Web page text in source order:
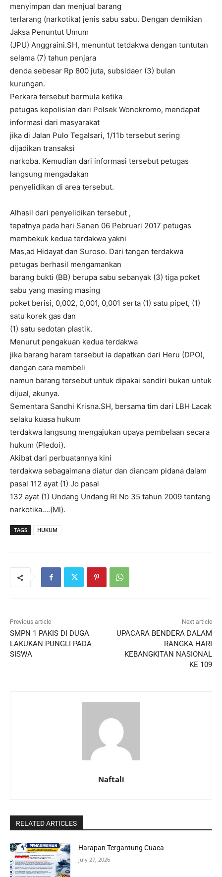
menyimpan dan menjual barang
terlarang (narkotika) jenis sabu sabu. Dengan demikian
Jaksa Penuntut Umum
(JPU) Anggraini.SH, menuntut tetdakwa dengan tuntutan
selama (7) tahun penjara
denda sebesar Rp 800 juta, subsidaer (3) bulan
kurungan.
Perkara tersebut bermula ketika
petugas kepolisian dari Polsek Wonokromo, mendapat
informasi dari masyarakat
jika di Jalan Pulo Tegalsari, 1/11b tersebut sering
dijadikan transaksi
narkoba. Kemudian dari informasi tersebut petugas
langsung mengadakan
penyelidikan di area tersebut.
Alhasil dari penyelidikan tersebut ,
tepatnya pada hari Senen 06 Pebruari 2017 petugas
membekuk kedua terdakwa yakni
Mas,ad Hidayat dan Suroso. Dari tangan terdakwa
petugas berhasil mengamankan
barang bukti (BB) berupa sabu sebanyak (3) tiga poket
sabu yang masing masing
poket berisi, 0,002, 0,001, 0,001 serta (1) satu pipet, (1)
satu korek gas dan
(1) satu sedotan plastik.
Menurut pengakuan kedua terdakwa
jika barang haram tersebut ia dapatkan dari Heru (DPO),
dengan cara membeli
namun barang tersebut untuk dipakai sendiri bukan untuk
dijual, akunya.
Sementara Sandhi Krisna.SH, bersama tim dari LBH Lacak
selaku kuasa hukum
terdakwa langsung mengajukan upaya pembelaan secara
hukum (Pledoi).
Akibat dari perbuatannya kini
terdakwa sebagaimana diatur dan diancam pidana dalam
pasal 112 ayat (1) Jo pasal
132 ayat (1) Undang Undang RI No 35 tahun 2009 tentang
narkotika….(Ml).
TAGS HUKUM
Previous article
SMPN 1 PAKIS DI DUGA
LAKUKAN PUNGLI PADA
SISWA
Next article
UPACARA BENDERA DALAM
RANGKA HARI
KEBANGKITAN NASIONAL
KE 109
Naftali
RELATED ARTICLES
Harapan Tergantung Cuaca
July 27, 2026